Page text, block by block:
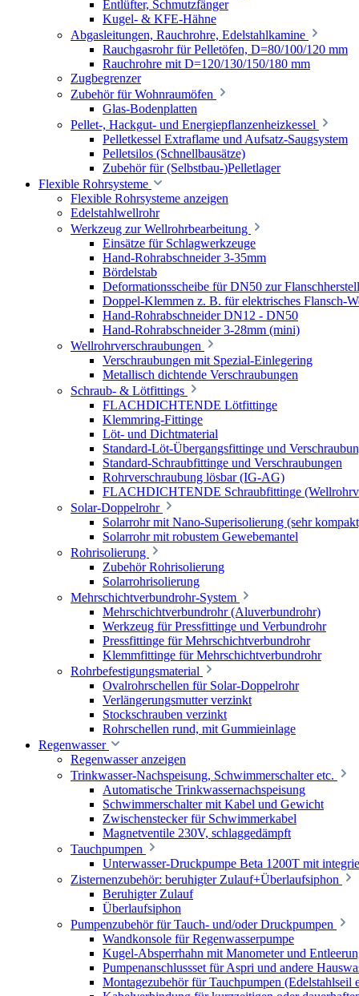
Entlüfter, Schmutzfänger
Kugel- & KFE-Hähne
Abgasleitungen, Rauchrohre, Edelstahlkamine
Rauchgasrohr für Pelletöfen, D=80/100/120 mm
Rauchrohre mit D=120/130/150/180 mm
Zugbegrenzer
Zubehör für Wohnraumöfen
Glas-Bodenplatten
Pellet-, Hackgut- und Energiepflanzenheizkessel
Pelletkessel Extraflame und Aufsatz-Saugsystem
Pelletsilos (Schnellbausätze)
Zubehör für (Selbstbau-)Pelletlager
Flexible Rohrsysteme
Flexible Rohrsysteme anzeigen
Edelstahlwellrohr
Werkzeug zur Wellrohrbearbeitung
Einsätze für Schlagwerkzeuge
Hand-Rohrabschneider 3-35mm
Bördelstab
Deformationsscheibe für DN50 zur
Doppel-Klemmen z. B. für elektrisches Flansch-
Hand-Rohrabschneider DN12 - DN50
Hand-Rohrabschneider 3-28mm (mini)
Wellrohrverschraubungen
Verschraubungen mit Spezial-Einlegering
Metallisch dichtende Verschraubungen
Schraub- & Lötfittings
FLACHDICHTENDE Lötfittinge
Klemmring-Fittinge
Löt- und Dichtmaterial
Standard-Löt-Übergangsfittinge und
Standard-Schraubfittinge und Verschraubungen
Rohrverschraubung lösbar (IG-AG)
FLACHDICHTENDE Schraubfittinge
Solar-Doppelrohr
Solarrohr mit Nano-Superisolierung (sehr
Solarrohr mit robustem Gewebemantel
Rohrisolierung
Zubehör Rohrisolierung
Solarrohrisolierung
Mehrschichtverbundrohr-System
Mehrschichtverbundrohr (Aluverbundrohr)
Werkzeug für Pressfittinge und Verbundrohr
Pressfittinge für Mehrschichtverbundrohr
Klemmfittinge für Mehrschichtverbundrohr
Rohrbefestigungsmaterial
Ovalrohrschellen für Solar-Doppelrohr
Verlängerungsmutter verzinkt
Stockschrauben verzinkt
Rohrschellen rund, mit Gummieinlage
Regenwasser
Regenwasser anzeigen
Trinkwasser-Nachspeisung, Schwimmerschalter etc.
Automatische Trinkwassernachspeisung
Schwimmerschalter mit Kabel und Gewicht
Zwischenstecker für Schwimmerkabel
Magnetventile 230V, schlaggedämpft
Tauchpumpen
Unterwasser-Druckpumpe Beta 1200T mit
Zisternenzubehör: beruhigter Zulauf+Überlaufsiphon
Beruhigter Zulauf
Überlaufsiphon
Pumpenzubehör für Tauch- und/oder Druckpumpen
Wandkonsole für Regenwasserpumpe
Kugel-Absperrhahn mit Manometer und
Pumpenanschlussset für Aspri und andere
Montagezubehör für Tauchpumpen (Edelstahlseil